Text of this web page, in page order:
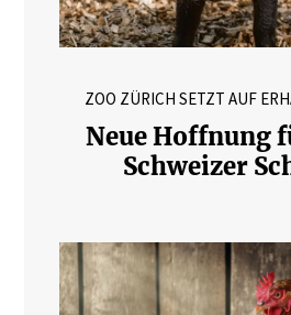
ZOO ZÜRICH SETZT AUF
Neue Hoffnung
Schweizer